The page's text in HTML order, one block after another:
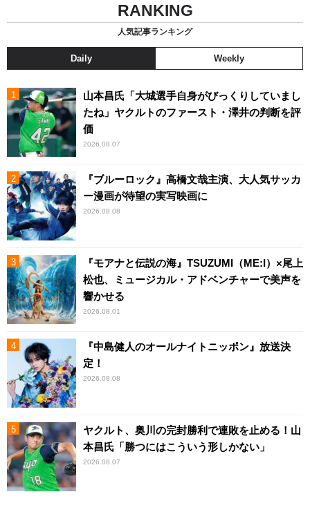
RANKING
人気記事ランキング
Daily Weekly
山本昌氏「大城選手自身がびっくりしていまし
たね」ヤクルトのファースト・澤井の判断を評
価
2026.08.07
『ブルーロック』高橋文哉主演、大人気サッカ
ー漫画が待望の実写映画に
2026.08.08
『モアナと伝説の海』TSUZUMI（ME:I）×尾上
松也、ミュージカル・アドベンチャーで美声を
響かせる
2026.08.01
『中島健人のオールナイトニッポン』放送決
定！
2026.08.08
ヤクルト、奥川の完封勝利で連敗を止める！山
本昌氏「勝つにはこういう形しかない」
2026.08.07